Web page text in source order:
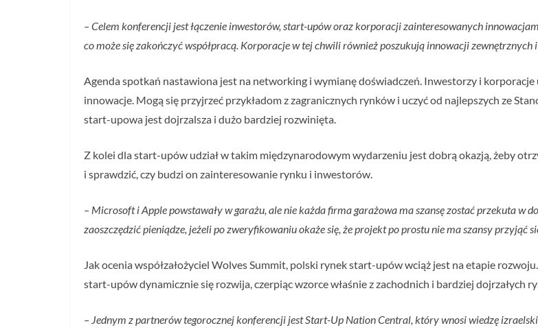
– Celem konferencji jest łączenie inwestorów, start-upów oraz korporacji zainteresowanych
co może się zakończyć współpracą. Korporacje w tej chwili również poszukują innowacji
Agenda spotkań nastawiona jest na networking i wymianę doświadczeń. Inwestorzy i korporacje
innowacje. Mogą się przyjrzeć przykładom z zagranicznych rynków i uczyć od najlepszych ze
start-upowa jest dojrzalsza i dużo bardziej rozwinięta.
Z kolei dla start-upów udział w takim międzynarodowym wydarzeniu jest dobrą okazją, żeby
i sprawdzić, czy budzi on zainteresowanie rynku i inwestorów.
– Microsoft i Apple powstawały w garażu, ale nie każda firma garażowa ma szansę zostać przekuta w
zaoszczędzić pieniądze, jeżeli po zweryfikowaniu okaże się, że projekt po prostu nie ma szansy przyjąć
Jak ocenia współzałożyciel Wolves Summit, polski rynek start-upów wciąż jest na etapie
start-upów dynamicznie się rozwija, czerpiąc wzorce właśnie z zachodnich i bardziej dojrzałych
– Jednym z partnerów tegorocznej konferencji jest Start-Up Nation Central, który wnosi wiedzę